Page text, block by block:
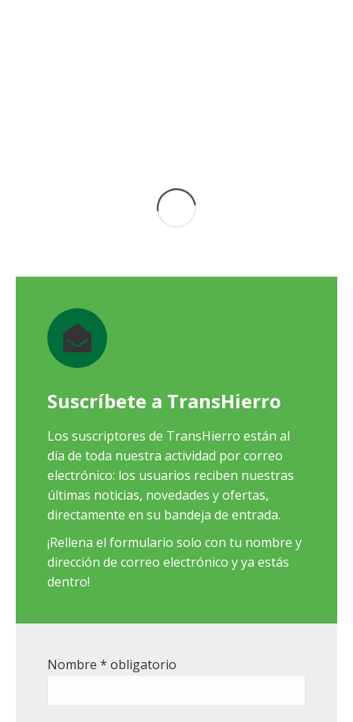
Suscríbete a TransHierro
Los suscriptores de TransHierro están al
día de toda nuestra actividad por correo
electrónico: los usuarios reciben nuestras
últimas noticias, novedades y ofertas,
directamente en su bandeja de entrada.
¡Rellena el formulario solo con tu nombre y
dirección de correo electrónico y ya estás
dentro!
Nombre * obligatorio